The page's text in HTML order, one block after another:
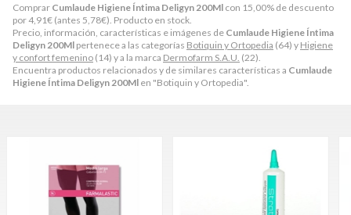
Comprar Cumlaude Higiene Íntima Deligyn 200Ml con 15,00% de descuento
por4,91€ (antes 5,78€). Producto en stock.
Precio, información, características e imágenes de Cumlaude Higiene Íntima
Deligyn 200Ml pertenece a las categorías Botiquin y Ortopedia (64) y Higiene
y confort femenino (14) y a la marca Dermofarm S.A.U. (22).
Encuentra productos relacionados y de similares características a Cumlaude
Higiene Íntima Deligyn 200Ml en "Botiquin y Ortopedia".